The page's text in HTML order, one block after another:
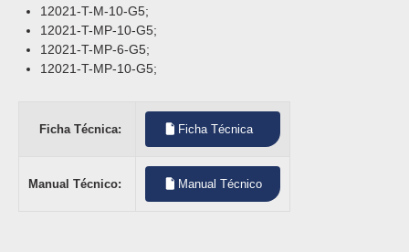
12021-T-M-10-G5;
12021-T-MP-10-G5;
12021-T-MP-6-G5;
12021-T-MP-10-G5;
Ficha Técnica: Ficha Técnica
Manual Técnico: Manual Técnico